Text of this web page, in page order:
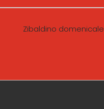
Zibaldino domenicale